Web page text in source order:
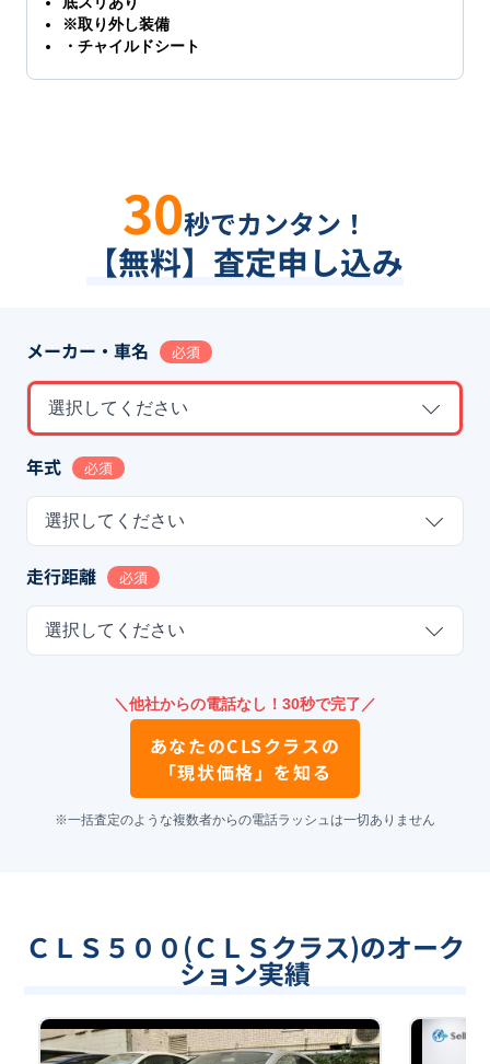
※取り外し装備
・チャイルドシート
30秒でカンタン！
【無料】査定申し込み
メーカー・車名 必須
選択してください
年式 必須
選択してください
走行距離 必須
選択してください
＼他社からの電話なし！30秒で完了／
あなたのCLSクラスの
「現状価格」を知る
※一括査定のような複数者からの電話ラッシュは一切ありません
ＣＬＳ５００(ＣＬＳクラス)のオーク
ション実績